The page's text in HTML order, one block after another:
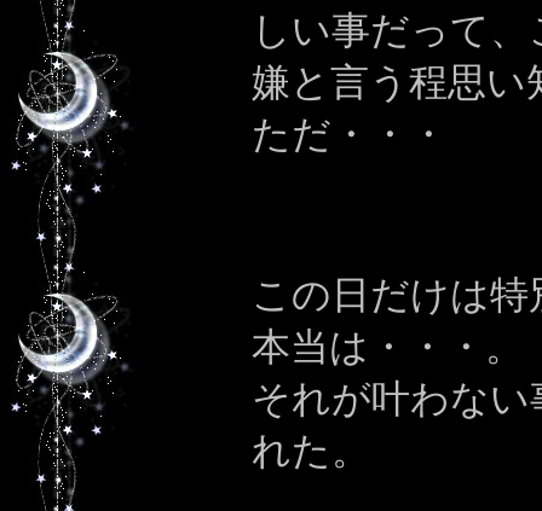
しい事だって
嫌と言う程思い
ただ・・・
この日だけは
本当は・・・。
それが叶わな
れた。